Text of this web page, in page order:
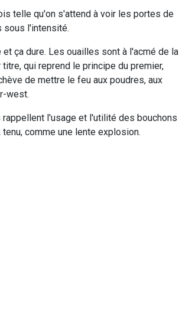
telle qu'on s'attend à voir les portes de
sous l'intensité.
et ça dure. Les ouailles sont à l'acmé de la
qui reprend le principe du premier,
de mettre le feu aux poudres, aux
west.
l'usage et l'utilité des bouchons
comme une lente explosion.